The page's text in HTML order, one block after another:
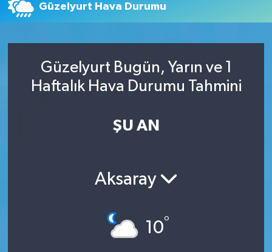
Güzelyurt Hava Durumu
Güzelyurt Bugün, Yarın ve 1
Haftalık Hava Durumu Tahmini
ŞU AN
Aksaray
10°
ETKİNLİK
HABERLER